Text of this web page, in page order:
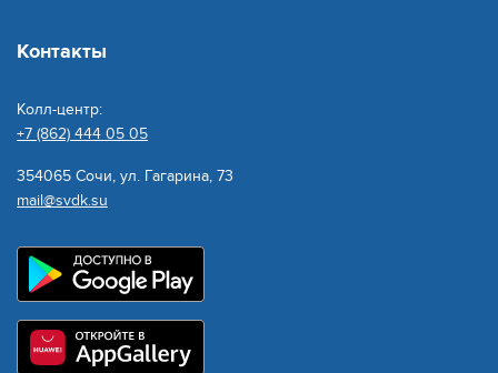
Контакты
Колл-центр:
+7 (862) 444 05 05
354065 Сочи, ул. Гагарина, 73
mail@svdk.su